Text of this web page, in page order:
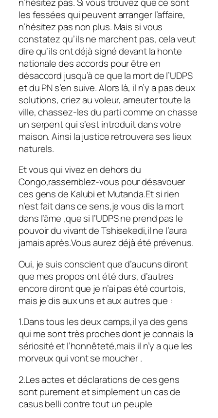
les fessées qui peuvent arranger l’affaire,
n’hésitez pas non plus. Mais si vous
constatez qu’ils ne marchent pas, cela veut
dire qu’ils ont déjà signé devant la honte
nationale des accords pour être en
désaccord jusqu’à ce que la mort de l’UDPS
et du PN s’en suive. Alors là, il n’y a pas deux
solutions, criez au voleur, ameuter toute la
ville, chassez-les du parti comme on chasse
un serpent qui s’est introduit dans votre
maison. Ainsi la justice retrouvera ses lieux
naturels.
Et vous qui vivez en dehors du
Congo,rassemblez-vous pour désavouer
ces gens de Kalubi et Mutanda.Et si rien
n’est fait dans ce sens,je vous dis la mort
dans l’âme ,que si l’UDPS ne prend pas le
pouvoir du vivant de Tshisekedi,il ne l’aura
jamais après.Vous aurez déjà été prévenus.
Oui, je suis conscient que d’aucuns diront
que mes propos ont été durs, d’autres
encore diront que je n’ai pas été courtois,
mais je dis aux uns et aux autres que :
1.Dans tous les deux camps,il ya des gens
qui me sont très proches dont je connais la
sériosité et l’honnêteté,mais il n’y a que les
morveux qui vont se moucher .
2.Les actes et déclarations de ces gens
sont purement et simplement un cas de
casus belli contre tout un peuple